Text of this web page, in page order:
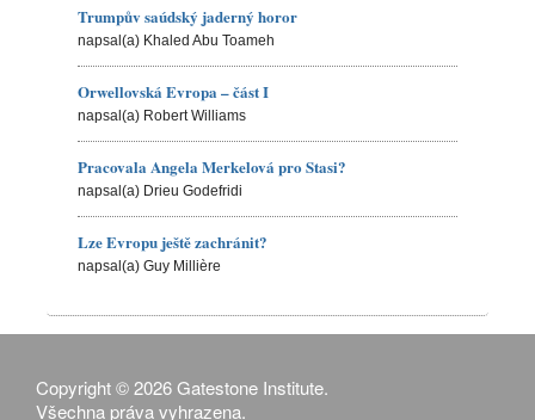
Trumpův saúdský jaderný horor
napsal(a) Khaled Abu Toameh
Orwellovská Evropa – část I
napsal(a) Robert Williams
Pracovala Angela Merkelová pro Stasi?
napsal(a) Drieu Godefridi
Lze Evropu ještě zachránit?
napsal(a) Guy Millière
Copyright © 2026 Gatestone Institute.
Všechna práva vyhrazena.